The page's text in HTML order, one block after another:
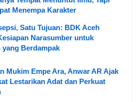
Menempa Karakter
Satu Tujuan: BDK Aceh
Narasumber untuk
yang Berdampak
Mukim Empe Ara, Anwar AR Ajak
Lestarikan Adat dan Perkuat